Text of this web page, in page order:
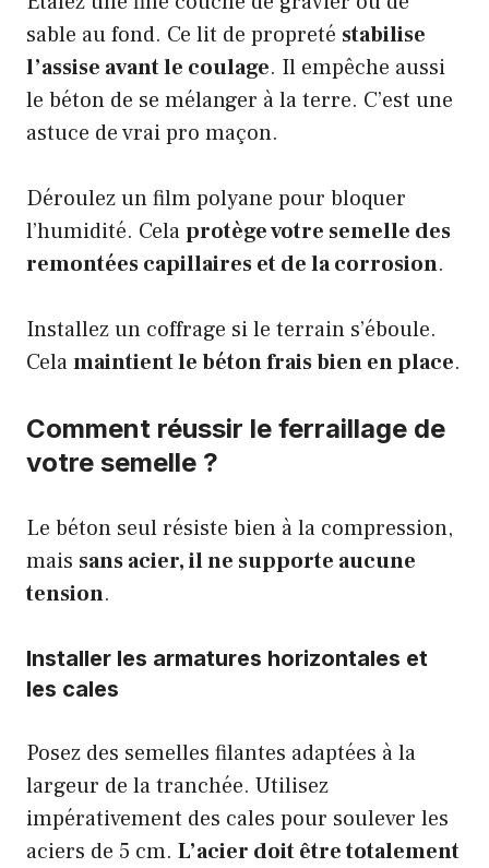
sable au fond. Ce lit de propreté stabilise
l’assise avant le coulage. Il empêche aussi
le béton de se mélanger à la terre. C’est une
astuce de vrai pro maçon.
Déroulez un film polyane pour bloquer
l’humidité. Celaprotège votre semelle des
remontées capillaires et de la corrosion.
Installez un coffrage si le terrain s’éboule.
Celamaintient le béton frais bien en place.
Comment réussir le ferraillage de
votre semelle ?
Le béton seul résiste bien à la compression,
mais sans acier, il ne supporte aucune
tension.
Installer les armatures horizontales et
les cales
Posez des semelles filantes adaptées à la
largeur de la tranchée. Utilisez
impérativement des cales pour soulever les
aciers de 5 cm. L’acier doit être totalement